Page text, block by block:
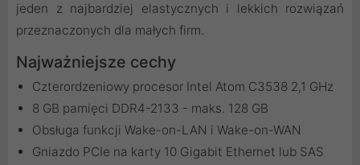
jeden z najbardziej elastycznych i lekkich rozwiązań
przeznaczonych dla małych firm.
Najważniejsze cechy
Czterordzeniowy procesor Intel Atom C3538 2,1 GHz
8 GB pamięci DDR4-2133 - maks. 128 GB
Obsługa funkcji Wake-on-LAN i Wake-on-WAN
Gniazdo PCIe na karty 10 Gigabit Ethernet lub SAS